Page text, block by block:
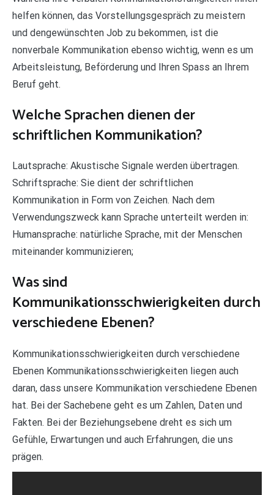
helfen können, das Vorstellungsgespräch zu meistern
und dengewünschten Job zu bekommen, ist die
nonverbale Kommunikation ebenso wichtig, wenn es um
Arbeitsleistung, Beförderung und Ihren Spass an Ihrem
Beruf geht.
Welche Sprachen dienen der
schriftlichen Kommunikation?
Lautsprache: Akustische Signale werden übertragen.
Schriftsprache: Sie dient der schriftlichen
Kommunikation in Form von Zeichen. Nach dem
Verwendungszweck kann Sprache unterteilt werden in:
Humansprache: natürliche Sprache, mit der Menschen
miteinander kommunizieren;
Was sind
Kommunikationsschwierigkeiten durch
verschiedene Ebenen?
Kommunikationsschwierigkeiten durch verschiedene
Ebenen Kommunikationsschwierigkeiten liegen auch
daran, dass unsere Kommunikation verschiedene Ebenen
hat. Bei der Sachebene geht es um Zahlen, Daten und
Fakten. Bei der Beziehungsebene dreht es sich um
Gefühle, Erwartungen und auch Erfahrungen, die uns
prägen.